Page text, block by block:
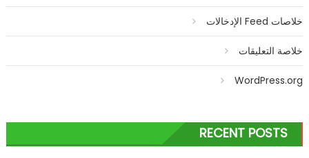
خلاصات Feed الإدخالات
خلاصة التعليقات
WordPress.org
RECENT POSTS